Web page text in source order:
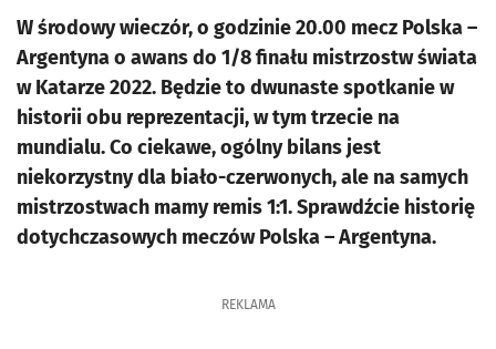
W środowy wieczór, o godzinie 20.00 mecz Polska –
Argentyna o awans do 1/8 finału mistrzostw świata
w Katarze 2022. Będzie to dwunaste spotkanie w
historii obu reprezentacji, w tym trzecie na
mundialu. Co ciekawe, ogólny bilans jest
niekorzystny dla biało-czerwonych, ale na samych
mistrzostwach mamy remis 1:1. Sprawdźcie historię
dotychczasowych meczów Polska – Argentyna.
REKLAMA